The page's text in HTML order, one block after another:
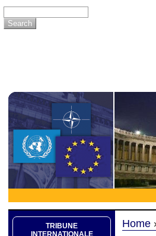
TRIBUNE
INTERNATIONALE
Home